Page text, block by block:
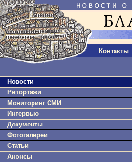
Контакты
Новости
Репортажи
Мониторинг СМИ
Интервью
Документы
Фотогалереи
Статьи
Анонсы